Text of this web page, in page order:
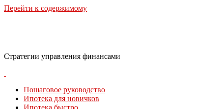
Перейти к содержимому
Стратегии управления финансами
Пошаговое руководство
Ипотека для новичков
Ипотека быстро